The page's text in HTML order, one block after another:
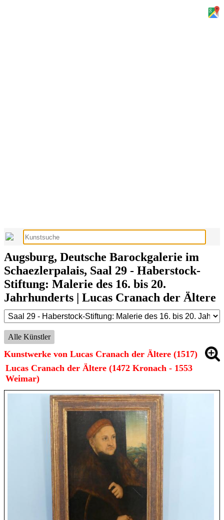
Augsburg, Deutsche Barockgalerie im
Schaezlerpalais, Saal 29 - Haberstock-
Stiftung: Malerie des 16. bis 20.
Jahrhunderts | Lucas Cranach der Ältere
Alle Künstler
Kunstwerke von Lucas Cranach der Ältere (1517)
Lucas Cranach der Ältere (1472 Kronach - 1553
Weimar)